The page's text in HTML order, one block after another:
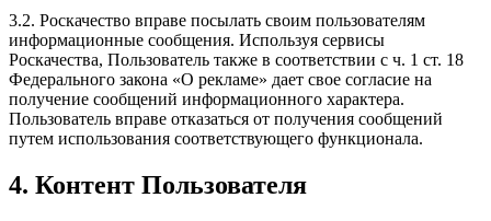
3.2. Роскачество вправе посылать своим пользователям
информационные сообщения. Используя сервисы
Роскачества, Пользователь также в соответствии с ч. 1 ст. 18
Федерального закона «О рекламе» дает свое согласие на
получение сообщений информационного характера.
Пользователь вправе отказаться от получения сообщений
путем использования соответствующего функционала.
4. Контент Пользователя